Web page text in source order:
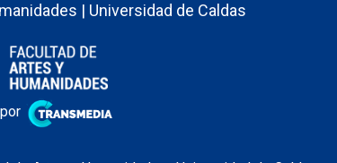
| Universidad de Caldas